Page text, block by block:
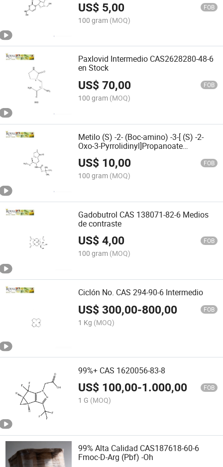
US$ 5,00 FOB
100 gram (MOQ)
Paxlovid Intermedio CAS2628280-48-6
en Stock
US$70,00 FOB
100 gram (MOQ)
Metilo (S) -2- (Boc-amino) -3-[ (S) -2-
Oxo-3-Pyrrolidinyl]Propanoate
CAS565456-77-1 en stock
US$ 10,00 FOB
100 gram (MOQ)
Gadobutrol CAS 138071-82-6 Medios
de contraste
US$4,00 FOB
100 gram (MOQ)
Ciclón No. CAS 294-90-6 Intermedio
US$300,00-800,00 FOB
1 Kg (MOQ)
99%+ CAS 1620056-83-8
US$ 100,00-1.000,00 FOB
1 G (MOQ)
99% Alta Calidad CAS187618-60-6
Fmoc-D-Arg (Pbf) -Oh